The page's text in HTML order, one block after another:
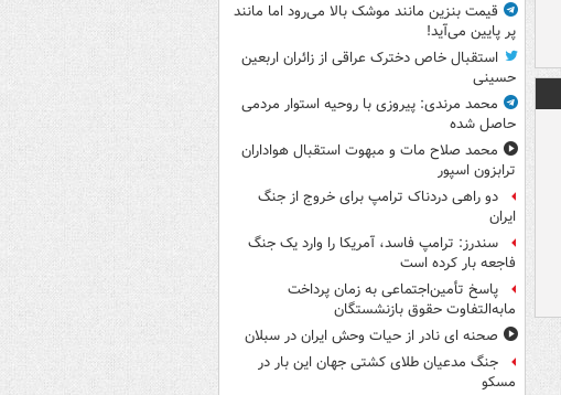
قیمت بنزین مانند موشک بالا می‌رود اما مانند
پر پایین می‌آید!
استقبال خاص دخترک عراقی از زائران اربعین
حسینی
محمد مرندی: پیروزی با روحیه استوار مردمی
حاصل شده
محمد صلاح مات و مبهوت استقبال هواداران
ترابزون اسپور
دو راهی دردناک ترامپ برای خروج از جنگ
ایران
سندرز: ترامپ فاسد، آمریکا را وارد یک جنگ
فاجعه بار کرده است
پاسخ تأمین‌اجتماعی به زمان پرداخت
مابه‌التفاوت حقوق بازنشستگان
صحنه ای نادر از حیات وحش ایران در سبلان
جنگ مدعیان طلای کشتی جهان این بار در
مسکو